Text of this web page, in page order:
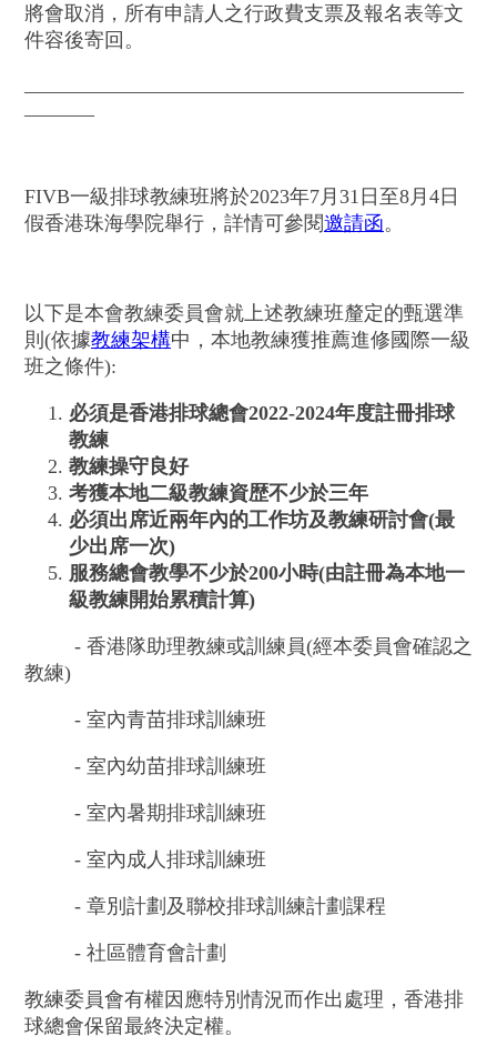
將會取消，所有申請人之行政費支票及報名表等文
件容後寄回。
FIVB一級排球教練班將於2023年7月31日至8月4日
假香港珠海學院舉行，詳情可參閱邀請函。
以下是本會教練委員會就上述教練班釐定的甄選準
則(依據教練架構中，本地教練獲推薦進修國際一級
班之條件):
必須是香港排球總會2022-2024年度註冊排球
教練
教練操守良好
考獲本地二級教練資歴不少於三年
必須出席近兩年內的工作坊及教練研討會(最
少出席一次)
服務總會教學不少於200小時(由註冊為本地一
級教練開始累積計算)
- 香港隊助理教練或訓練員(經本委員會確認之
教練)
- 室內青苗排球訓練班
- 室內幼苗排球訓練班
- 室內暑期排球訓練班
- 室內成人排球訓練班
- 章別計劃及聯校排球訓練計劃課程
- 社區體育會計劃
教練委員會有權因應特別情況而作出處理， 香港排
球總會保留最終決定權。